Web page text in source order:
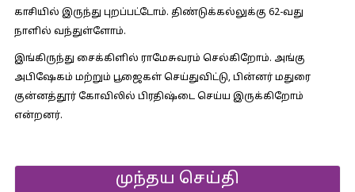
காசியில் இருந்து புறப்பட்டோம். திண்டுக்கல்லுக்கு 62-வது
நாளில் வந்துள்ளோம்.
இங்கிருந்து சைக்கிளில் ராமேசுவரம் செல்கிறோம். அங்கு
அபிஷேகம் மற்றும் பூஜைகள் செய்துவிட்டு, பின்னர் மதுரை
குன்னத்தூர் கோவிலில் பிரதிஷ்டை செய்ய இருக்கிறோம்
என்றனர்.
முந்தய செய்தி